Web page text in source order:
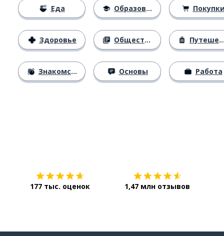
Еда
Здоровье
Знакомство
Образование
Общество
Основы
Путешествия
Работа
177 тыс. оценок 1,47 млн отзывов